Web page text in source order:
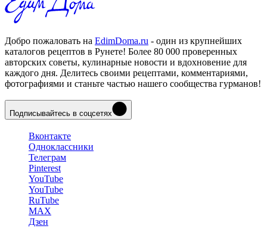
Добро пожаловать на EdimDoma.ru - один из крупнейших
каталогов рецептов в Рунете! Более 80 000 проверенных
авторских советы, кулинарные новости и вдохновение для
каждого дня. Делитесь своими рецептами, комментариями,
фотографиями и станьте частью нашего сообщества гурманов!
Подписывайтесь в соцсетях
Вконтакте
Одноклассники
Телеграм
Pinterest
YouTube
YouTube
RuTube
MAX
Дзен